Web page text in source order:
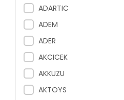
ADARTIC
ADEM
ADER
AKCICEK
AKKUZU
AKTOYS